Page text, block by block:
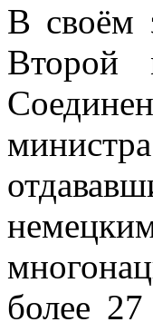
В своём
Второй
более